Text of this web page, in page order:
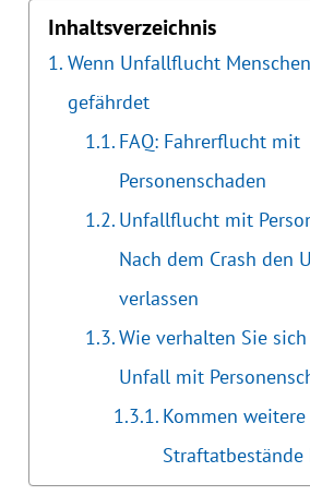
Inhaltsverzeichnis
Wenn Unfallflucht
gefährdet
FAQ: Fahrerflucht mit
Personenschaden
Unfallflucht mit
Nach dem Crash den
verlassen
Wie verhalten Sie
Unfall mit
Kommen weitere
Straftatbestände